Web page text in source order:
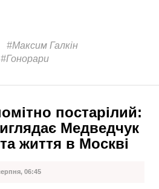
#Максим Галкін
#Гонорари